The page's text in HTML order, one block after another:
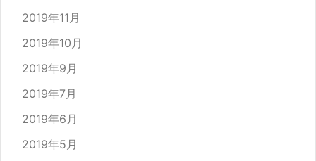
2019年11月
2019年10月
2019年9月
2019年7月
2019年6月
2019年5月